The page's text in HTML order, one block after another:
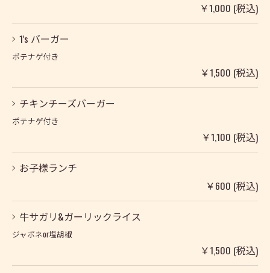
￥1,000 (税込)
1's バーガー
ポテナゲ付き
￥1,500 (税込)
チキンチーズバーガー
ポテナゲ付き
￥1,100 (税込)
お子様ランチ
￥600 (税込)
牛サガリ&ガーリックライス
ジャポネor塩胡椒
￥1,500 (税込)